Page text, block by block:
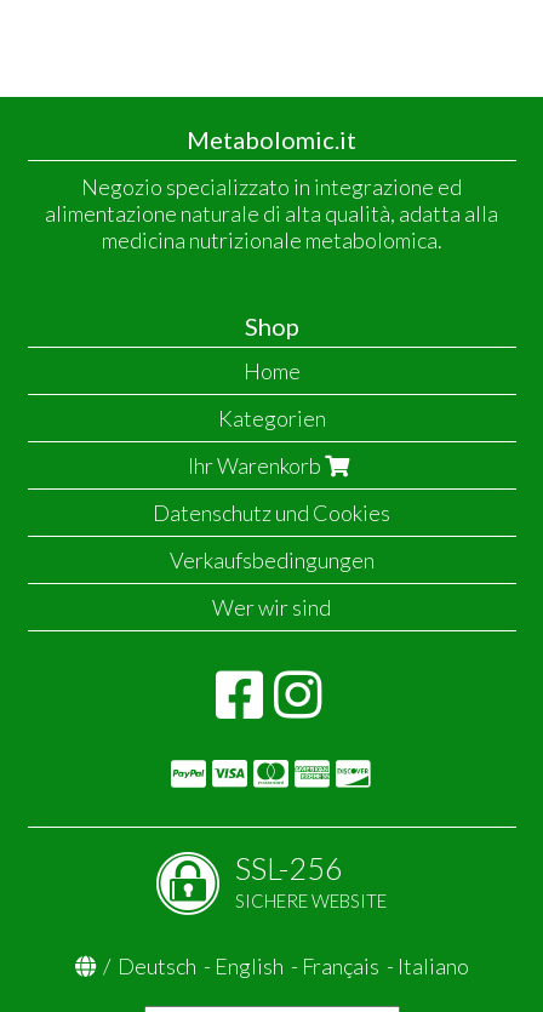
Metabolomic.it
Negozio specializzato in integrazione ed
alimentazione naturale di alta qualità, adatta alla
medicina nutrizionale metabolomica.
Shop
Home
Kategorien
Ihr Warenkorb
Datenschutz und Cookies
Verkaufsbedingungen
Wer wir sind
SSL-256
SICHERE WEBSITE
/ Deutsch - English - Français - Italiano